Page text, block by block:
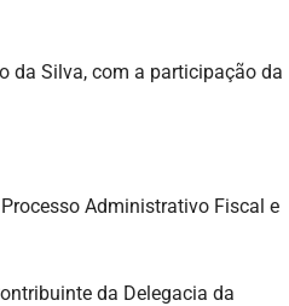
da Silva, com a participação da
Administrativo Fiscal e
da Delegacia da